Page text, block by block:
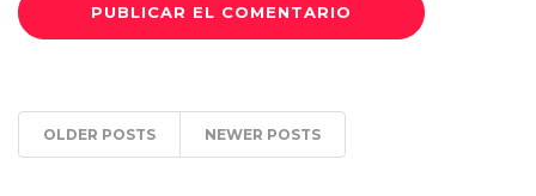
OLDER POSTS NEWER POSTS